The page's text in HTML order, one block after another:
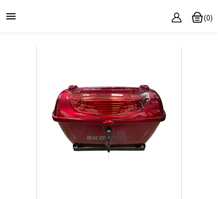
 (0)